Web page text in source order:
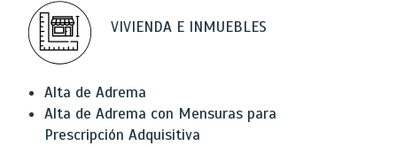
VIVIENDA E INMUEBLES
Alta de Adrema
Alta de Adrema con Mensuras para
Prescripción Adquisitiva